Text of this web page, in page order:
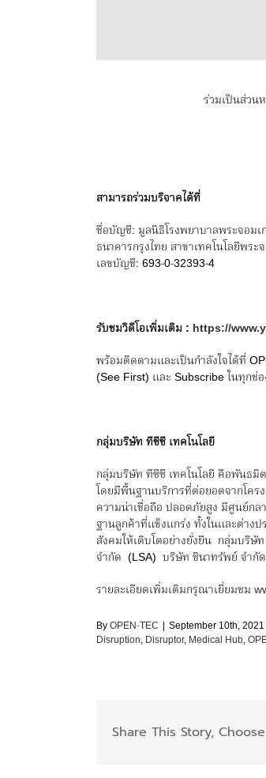
ร่วมเป็นส่วน
สามารถร่วมบริจาคได้ที่
ชื่อบัญชี: มูลนิธิโรงพยาบาลพระจอมเ
ธนาคารกรุงไทย สาขาเทคโนโลยีพระ
เลขบัญชี: 693-0-32393-4
รับชมวิดีโอเพิ่มเติม : https://
พร้อมติดตามและเป็นกำลังใจได้ที่
(See First) และ Subscribe ในทุกช่
กลุ่มบริษัท ทีซีซี เทคโนโลยี
กลุ่มบริษัท ทีซีซี เทคโนโลยี คือพันธมิ
โดยมีพื้นฐานบริการที่ต่อยอดจากโคร
ความน่าเชื่อถือ ปลอดภัยสูง มีศูนย์กล
ฐานลูกค้าที่แข็งแกร่ง ทั้งในและต่าง
สังคมให้เติบโตอย่างยั่งยืน กลุ่มบริษั
จำกัด (LSA) บริษัท ชินาทรัพย์ จำกั
รายละเอียดเพิ่มเติมกรุณาเยี่ยมชม
ByOPEN-TEC | September 10th, 2021
Disruption, Disruptor, Medical Hub,
Share This Story,